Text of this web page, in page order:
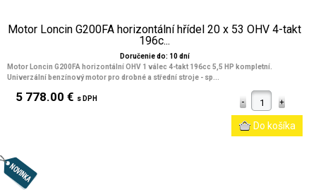
Motor Loncin G200FA horizontální hřídel 20 x 53 OHV 4-takt
196c...
Doručenie do: 10 dní
Motor Loncin G200FA horizontální OHV 1 válec 4-takt 196cc 5,5 HP kompletní.
Univerzální benzínový motor pro drobné a střední stroje - sp...
5 778.00 € s DPH